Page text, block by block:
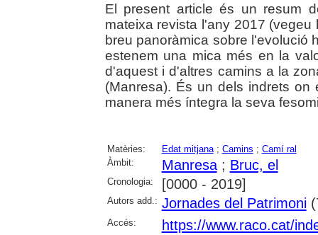
El present article és un resum
mateixa revista l'any 2017
breu panoràmica sobre l'evolució
estenem una mica més en la
d'aquest i d'altres camins a la
(Manresa). És un dels indrets
manera més íntegra la seva
Matèries: Edat mitjana; Camins ; Camí ral
Àmbit:
Manresa; Bruc, el
Cronologia: [0000 - 2019]
Autors add.: Jornades del Patrimoni
Accés: https://www.raco.cat/